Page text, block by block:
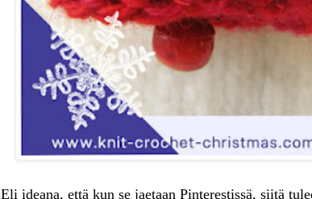
Eli ideana, että kun se jaetaan Pinterestissä, siitä